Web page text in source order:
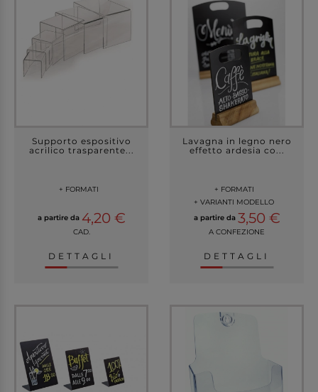
Supporto espositivo
acrilico trasparente...
+ FORMATI
a partire da 4,20 €
CAD.
DETTAGLI
Lavagna in legno nero
effetto ardesia co...
+ FORMATI
+ VARIANTI MODELLO
a partire da 3,50 €
A CONFEZIONE
DETTAGLI